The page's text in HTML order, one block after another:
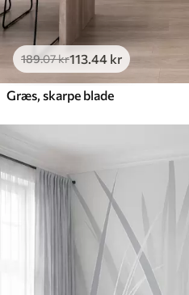
189.07kr113.44 kr
Græs, skarpe blade